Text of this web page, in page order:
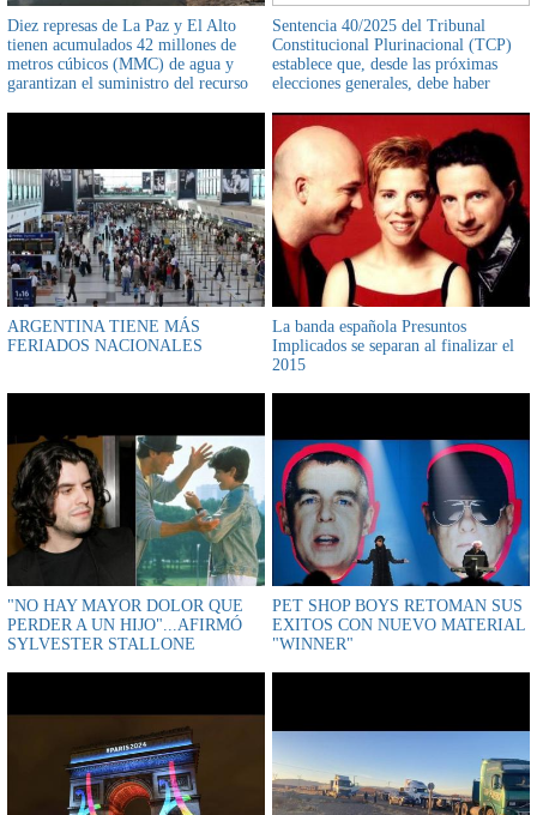
Diez represas de La Paz y El Alto
tienen acumulados 42 millones de
metros cúbicos (MMC) de agua y
garantizan el suministro del recurso
Sentencia 40/2025 del Tribunal
Constitucional Plurinacional (TCP)
establece que, desde las próximas
elecciones generales, debe haber
ARGENTINA TIENE MÁS
FERIADOS NACIONALES
La banda española Presuntos
Implicados se separan al finalizar el
2015
"NO HAY MAYOR DOLOR QUE
PERDER A UN HIJO"...AFIRMÓ
SYLVESTER STALLONE
PET SHOP BOYS RETOMAN SUS
EXITOS CON NUEVO MATERIAL
"WINNER"